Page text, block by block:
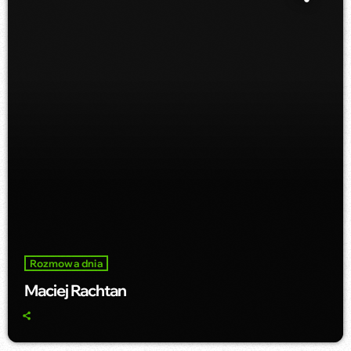
Rozmowa dnia
Maciej Rachtan